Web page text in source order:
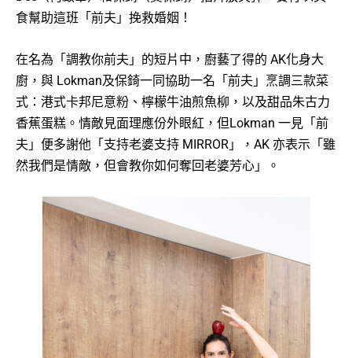
食幫助這班「前夫」挽救婚姻！
在名為「調教你前夫」的短片中，廚藝了得的 AK化身大
廚，與 Lokman及保錡一同協助一名「前夫」烹調三款菜
式：港式卡邦尼意粉、檸檬牛油煎魚柳，以及甜品朱古力
香蕉蛋糕。情敵見面理應份外眼紅，但Lokman 一見「前
夫」便多謝他「支持老婆支持 MIRROR」，AK 亦表示「雖
然我們是情敵，但會教你如何奪回老婆芳心」。